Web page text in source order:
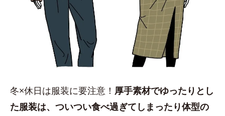
冬×休日は服装に要注意！ 厚手素材でゆったりとし
た服装は、ついつい食べ過ぎてしまったり体型の